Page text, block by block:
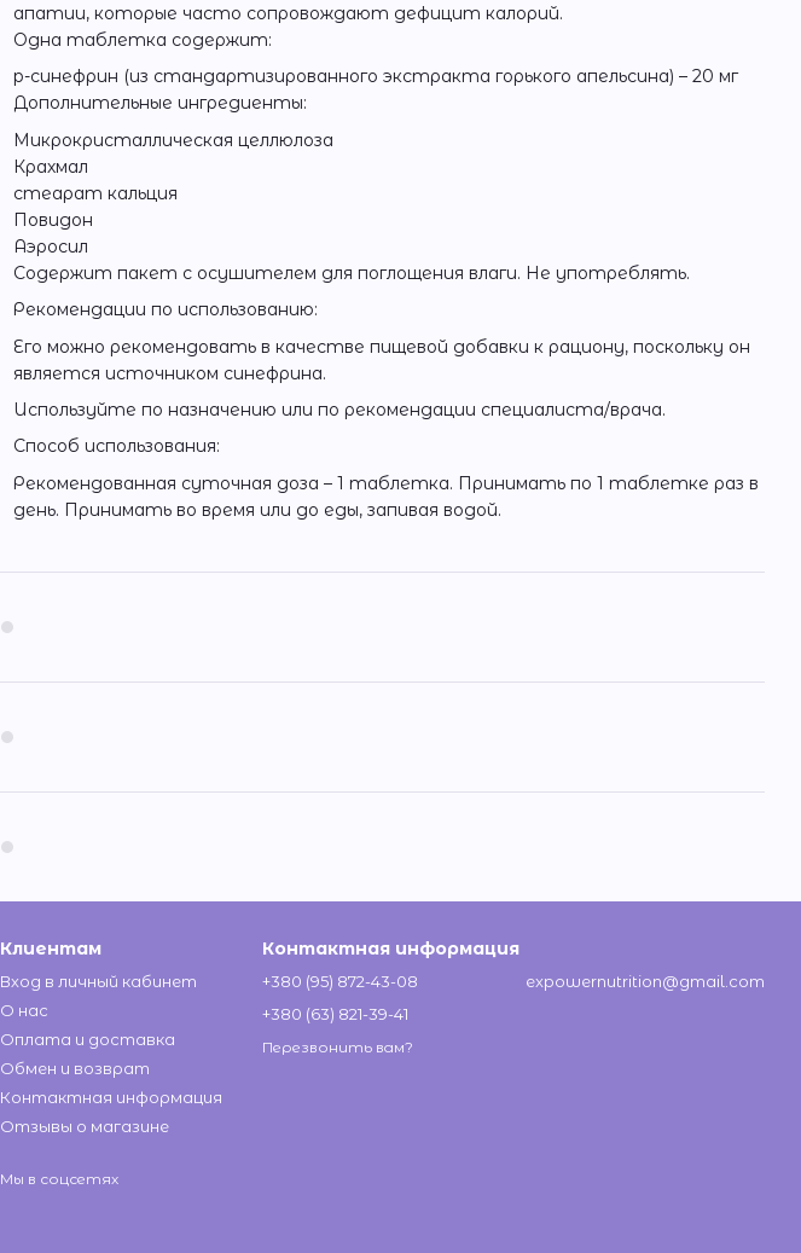
апатии, которые часто сопровождают дефицит калорий.
Одна таблетка содержит:
p-синефрин (из стандартизированного экстракта горького апельсина) – 20 мг
Дополнительные ингредиенты:
Микрокристаллическая целлюлоза
Крахмал
стеарат кальция
Повидон
Аэросил
Содержит пакет с осушителем для поглощения влаги. Не употреблять.
Рекомендации по использованию:
Его можно рекомендовать в качестве пищевой добавки к рациону, поскольку он
является источником синефрина.
Используйте по назначению или по рекомендации специалиста/врача.
Способ использования:
Рекомендованная суточная доза – 1 таблетка. Принимать по 1 таблетке раз в
день. Принимать во время или до еды, запивая водой.
Клиентам
Вход в личный кабинет
О нас
Оплата и доставка
Обмен и возврат
Контактная информация
Отзывы о магазине
Мы в соцсетях
Контактная информация
+380 (95) 872-43-08
+380 (63) 821-39-41
Перезвонить вам?
expowernutrition@gmail.com